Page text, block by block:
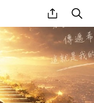
share